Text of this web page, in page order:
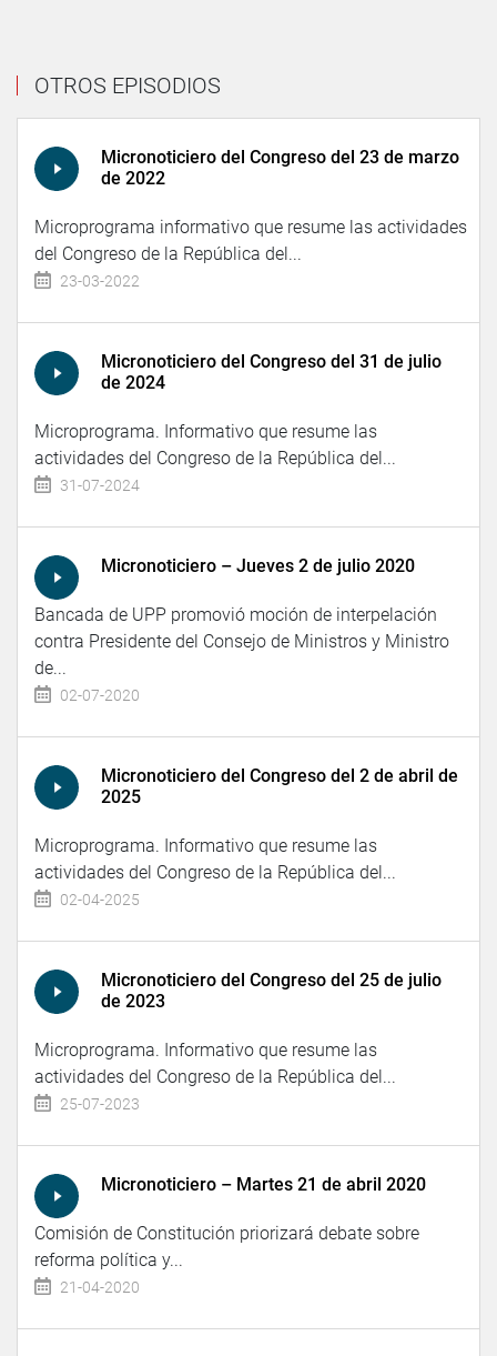
OTROS EPISODIOS
Micronoticiero del Congreso del 23 de marzo
de 2022
Microprograma informativo que resume las actividades
del Congreso de la República del...
23-03-2022
Micronoticiero del Congreso del 31 de julio
de 2024
Microprograma. Informativo que resume las
actividades del Congreso de la República del...
31-07-2024
Micronoticiero – Jueves 2 de julio 2020
Bancada de UPP promovió moción de interpelación
contra Presidente del Consejo de Ministros y Ministro
de...
02-07-2020
Micronoticiero del Congreso del 2 de abril de
2025
Microprograma. Informativo que resume las
actividades del Congreso de la República del...
02-04-2025
Micronoticiero del Congreso del 25 de julio
de 2023
Microprograma. Informativo que resume las
actividades del Congreso de la República del...
25-07-2023
Micronoticiero – Martes 21 de abril 2020
Comisión de Constitución priorizará debate sobre
reforma política y...
21-04-2020